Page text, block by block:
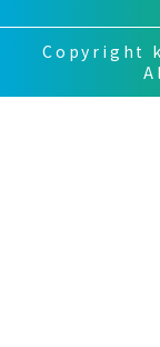
Copyright